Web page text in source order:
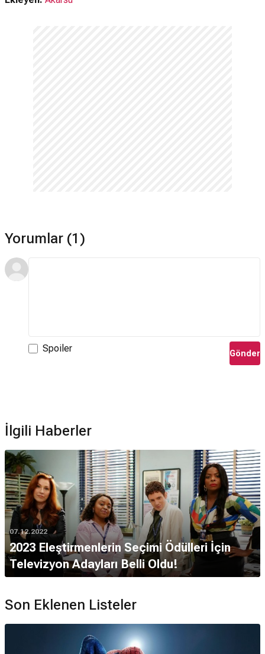
Yorumlar (1)
Spoiler Gönder
İlgili Haberler
07.12.2022
2023 Eleştirmenlerin Seçimi Ödülleri İçin
Televizyon Adayları Belli Oldu!
Son Eklenen Listeler